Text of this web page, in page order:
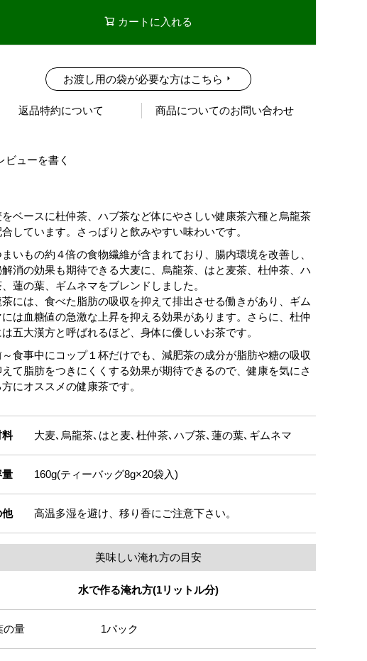
カートに入れる
お渡し用の袋が必要な方はこちら
返品特約について 商品についてのお問い合わせ
ビューを書く
をベースに杜仲茶、ハブ茶など体にやさしい健康茶六種と烏龍茶
合しています。さっぱりと飲みやすい味わいです。
まいもの約４倍の食物繊維が含まれており、腸内環境を改善し、
消の効果も期待できる大麦に、烏龍茶、はと麦茶、杜仲茶、ハ
蓮の葉、ギムネマをブレンドしました。
茶には、食べた脂肪の吸収を抑えて排出させる働きがあり、ギム
には血糖値の急激な上昇を抑える効果があります。さらに、杜仲
五大漢方と呼ばれるほど、身体に優しいお茶です。
食事中にコップ１杯だけでも、減肥茶の成分が脂肪や糖の吸収
えて脂肪をつきにくくする効果が期待できるので、健康を気にさ
にオススメの健康茶です。
料 大麦､烏龍茶､はと麦､杜仲茶､ハブ茶､蓮の葉､ギムネマ
量 160g(ティーバッグ8g×20袋入)
他 高温多湿を避け、移り香にご注意下さい。
美味しい淹れ方の目安
水で作る淹れ方(1リットル分)
の量 1パック